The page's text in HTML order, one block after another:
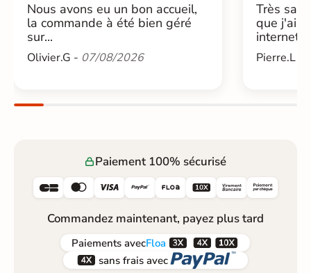
Nous avons eu un bon accueil,
la commande à été bien géré
sur...
Olivier.G - 07/08/2026
Très
que j'ai
internet....
Pierre.L -
Paiement 100% sécurisé
     
Commandez maintenant, payez plus tard
Paiements avecFloa  
 sans frais avec 